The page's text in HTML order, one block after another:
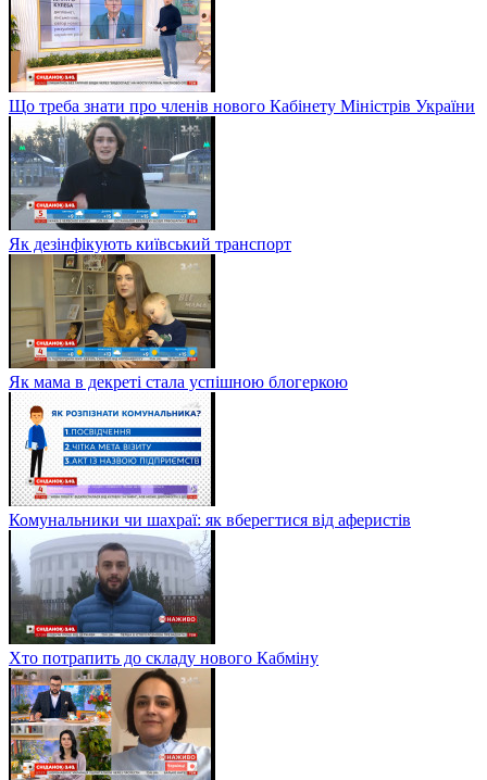
Що треба знати про членів нового Кабінету Міністрів України
Як дезінфікують київський транспорт
Як мама в декреті стала успішною блогеркою
Комунальники чи шахраї: як вберегтися від аферистів
Хто потрапить до складу нового Кабміну